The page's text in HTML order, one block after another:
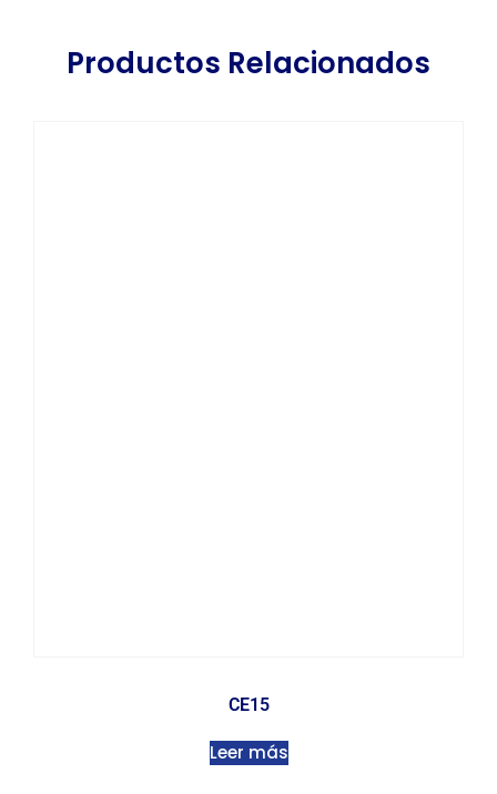
Productos Relacionados
CE15
Leer más